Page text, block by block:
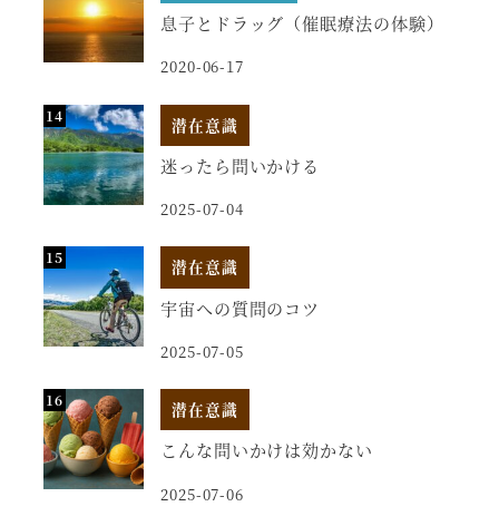
息子とドラッグ（催眠療法の体験）
2020-06-17
潜在意識
迷ったら問いかける
2025-07-04
潜在意識
宇宙への質問のコツ
2025-07-05
潜在意識
こんな問いかけは効かない
2025-07-06